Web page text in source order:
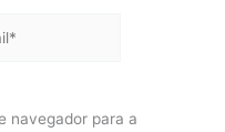
navegador para a